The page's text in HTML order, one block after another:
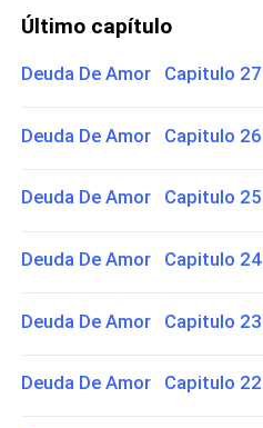
Último capítulo
Deuda De Amor Capitulo 27
Deuda De Amor Capitulo 26
Deuda De Amor Capitulo 25
Deuda De Amor Capitulo 24
Deuda De Amor Capitulo 23
Deuda De Amor Capitulo 22